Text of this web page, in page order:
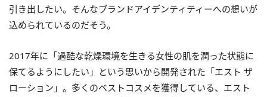
引き出したい。そんなブランドアイデンティティーへの想いが
込められているのだそう。
2017年に「過酷な乾燥環境を生きる女性の肌を潤った状態に
保てるようにしたい」という思いから開発された「エスト ザ
ローション」。多くのベストコスメを獲得している、エスト